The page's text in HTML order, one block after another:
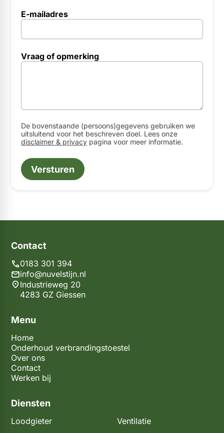
policyForCompanyContact
E-mailadres
Vraag of opmerking
De bovenstaande (persoons)gegevens gebruiken we
uitsluitend voor het beschreven doel. Lees onze
disclaimer & privacy pagina voor meer informatie.
Versturen
Menu
Home
Onderhoud verbrandingstoestel
Over ons
Contact
Werken bij
Diensten
Loodgieter Ventilatie
Contact
0183 301 394
info@nuvelstijn.nl
Industrieweg 20
4283 GZ Giessen